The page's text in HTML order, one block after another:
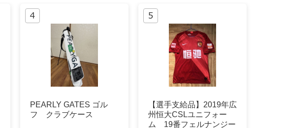
PEARLY GATES ゴル
フ クラブケース
【選手支給品】2019年広
州恒大CSLユニフォー
ム 19番フェルナンジー